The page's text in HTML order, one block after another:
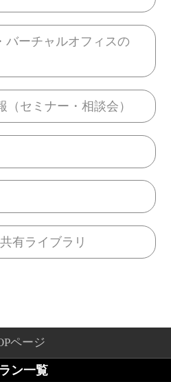
バーチャルオフィスの
（セミナー・相談会）
有ライブラリ
ページ
ン一覧